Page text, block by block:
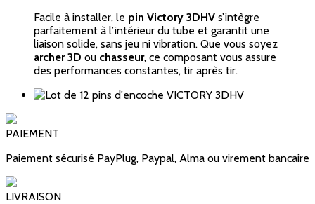
Facile à installer, le pin Victory 3DHV s’intègre
parfaitement à l’intérieur du tube et garantit une
liaison solide, sans jeu ni vibration. Que vous soyez
archer 3D ou chasseur, ce composant vous assure
des performances constantes, tir après tir.
PAIEMENT
Paiement sécurisé PayPlug, Paypal, Alma ou virement bancaire
LIVRAISON